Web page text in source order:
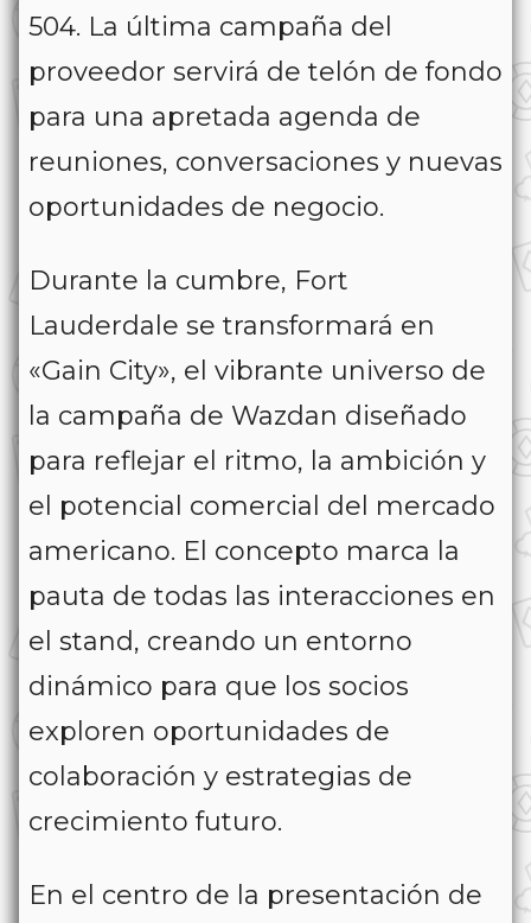
504. La última campaña del
proveedor servirá de telón de fondo
para una apretada agenda de
reuniones, conversaciones y nuevas
oportunidades de negocio.
Durante la cumbre, Fort
Lauderdale se transformará en
«Gain City», el vibrante universo de
la campaña de Wazdan diseñado
para reflejar el ritmo, la ambición y
el potencial comercial del mercado
americano. El concepto marca la
pauta de todas las interacciones en
el stand, creando un entorno
dinámico para que los socios
exploren oportunidades de
colaboración y estrategias de
crecimiento futuro.
En el centro de la presentación de